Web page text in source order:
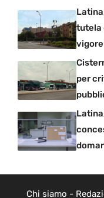
tutela
per
Chi siamo -